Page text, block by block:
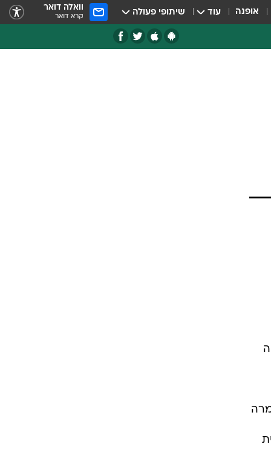
אופנה עוד שיתופי פעולה וואלה דואר
קרא דואר